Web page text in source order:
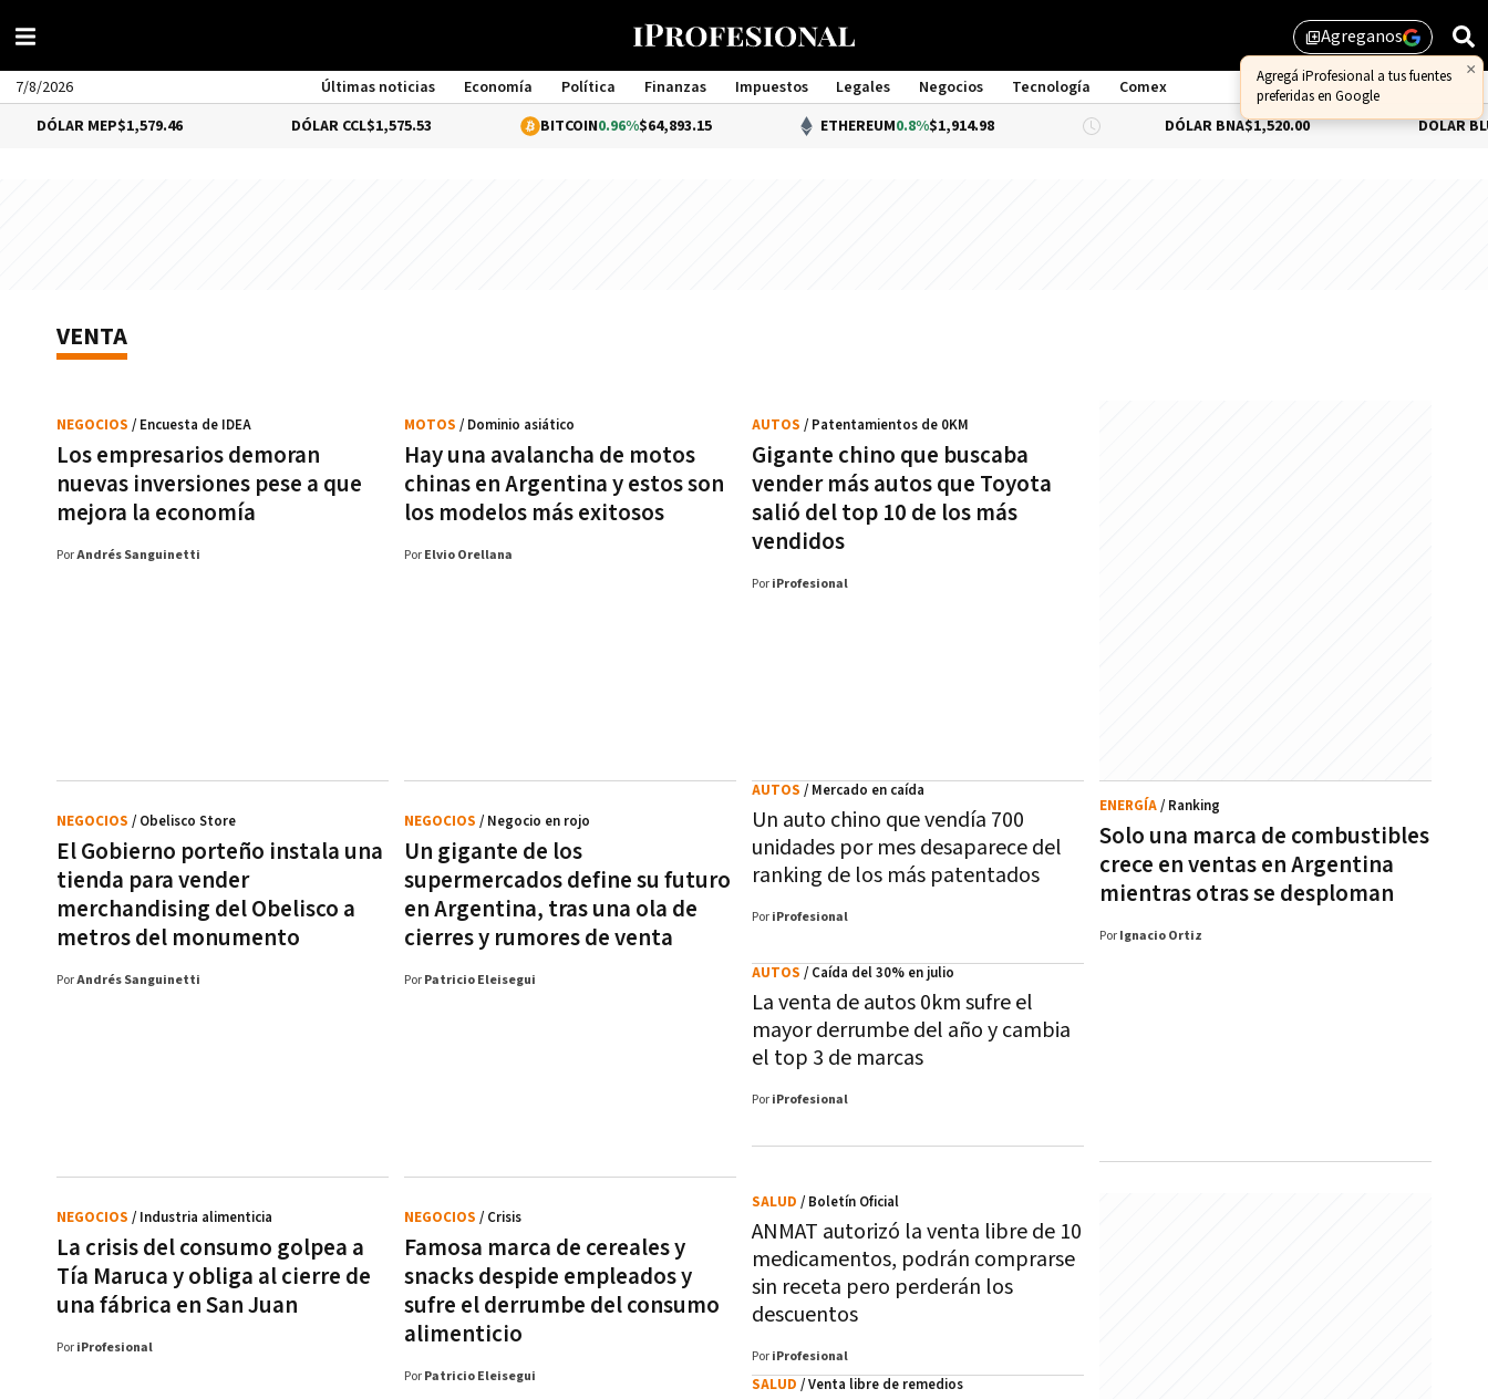
library_addAgreganos
×
Agregá iProfesional a tus fuentes
preferidas en Google
7/8/2026 Últimas noticias Economía Política Finanzas Impuestos Legales Negocios Tecnología
Comex
Management
MEP$1,579.46 DÓLAR CCL$1,575.53 BITCOIN0.96%$64,893.15 ETHEREUM0.8%$1,914.98 DÓLAR BNA$1,520.00 DÓLAR BLUE-
VENTA
Los empresarios demoran
nuevas inversiones pese a que
mejora la economía
NEGOCIOS / Encuesta de IDEA
PorAndrés Sanguinetti
Hay una avalancha de motos
chinas en Argentina y estos son
los modelos más exitosos
MOTOS / Dominio asiático
Por Elvio Orellana
El Gobierno porteño instala una
tienda para vender
merchandising del Obelisco a
metros del monumento
NEGOCIOS / Obelisco Store
PorAndrés Sanguinetti
Un gigante de los
supermercados define su futuro
en Argentina, tras una ola de
cierres y rumores de venta
NEGOCIOS / Negocio en rojo
Por Patricio Eleisegui
Gigante chino que buscaba
vender más autos que Toyota
salió del top 10 de los más
vendidos
AUTOS / Patentamientos de 0KM
Por iProfesional
Un auto chino que vendía 700
unidades por mes desaparece del
ranking de los más patentados
AUTOS / Mercado en caída
Por iProfesional
La venta de autos 0km sufre el
mayor derrumbe del año y cambia
el top 3 de marcas
AUTOS / Caída del 30% en julio
Por iProfesional
Solo una marca de combustibles
crece en ventas en Argentina
mientras otras se desploman
ENERGÍA/ Ranking
Por Ignacio Ortiz
La crisis del consumo golpea a
Tía Maruca y obliga al cierre de
una fábrica en San Juan
NEGOCIOS / Industria alimenticia
Por iProfesional
Famosa marca de cereales y
snacks despide empleados y
sufre el derrumbe del consumo
alimenticio
NEGOCIOS / Crisis
Por Patricio Eleisegui
ANMAT autorizó la venta libre de 10
medicamentos, podrán comprarse
sin receta pero perderán los
descuentos
SALUD / Boletín Oficial
Por iProfesional
SALUD / Venta libre de remedios